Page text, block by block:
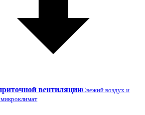
вентиляцииСвежий воздух и